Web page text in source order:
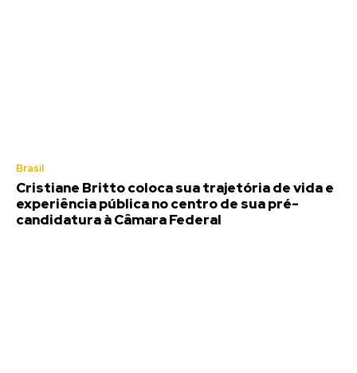
Brasil
Cristiane Britto coloca sua trajetória de vida e
experiência pública no centro de sua pré-
candidatura à Câmara Federal